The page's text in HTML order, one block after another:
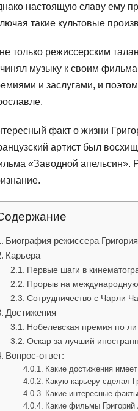
настоящую славу ему
такие культовые
только режиссерским
музыку к своим
и заслугами, и
факт о жизни
артист был
«Заводной апельсин».
Биография режиссера
Карьера
Первые шаги в
Прорыв на
Сотрудничество с Чарли
Достижения
Нобелевская премия по
Оскар за лучший
Вопрос-ответ:
Какие достижения
Какую карьеру сделал
Какие интересные
Какие фильмы Григорий